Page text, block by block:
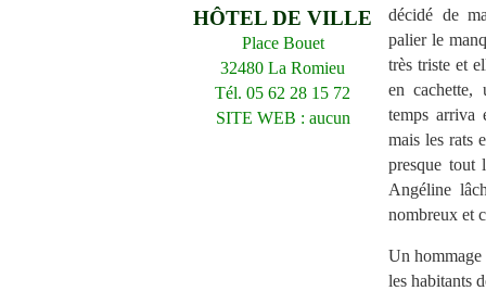
HÔTEL DE VILLE
Place Bouet
32480 La Romieu
Tél. 05 62 28 15 72
SITE WEB : aucun
décidé de
palier le
très triste et
en
temps arriva
mais les rats
presque tout
Angéline
nombreux et
Un hommage
les habitants